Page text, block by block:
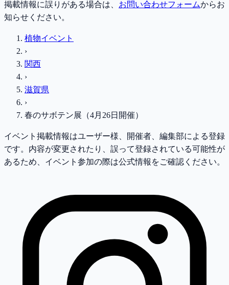
掲載情報に誤りがある場合は、 お問い合わせフォームからお
知らせください。
植物イベント
›
関西
›
滋賀県
›
春のサボテン展（4月26日開催）
イベント掲載情報はユーザー様、開催者、編集部による登録
です。内容が変更されたり、誤って登録されている可能性が
あるため、イベント参加の際は公式情報をご確認ください。